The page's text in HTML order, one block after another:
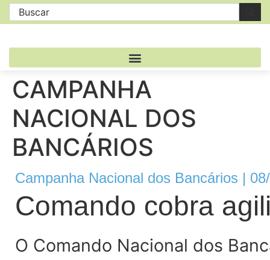
CAMPANHA
NACIONAL DOS
BANCÁRIOS
Campanha Nacional dos Bancários |
Comando cobra
O Comando Nacional dos